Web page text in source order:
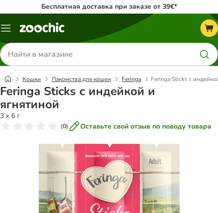
Бесплатная доставка при заказе от 39€*
Каталог
Поиск
товаров
Кошки Лакомства для кошек Feringa Feringa Sticks с
Feringa Sticks с индейкой и
ягнятиной
3 х 6 г
(0) Оставьте свой отзыв по поводу товара